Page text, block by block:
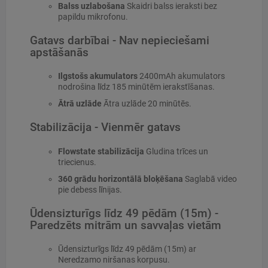
Balss uzlabošana Skaidri balss ieraksti bez
papildu mikrofonu.
Gatavs darbībai - Nav nepieciešami
apstāšanās
Ilgstošs akumulators2400mAh akumulators
nodrošina līdz 185 minūtēm ierakstīšanas.
Ātrā uzlāde Ātra uzlāde 20 minūtēs.
Stabilizācija - Vienmēr gatavs
Flowstate stabilizācija Gludina trīces un
triecienus.
360 grādu horizontālā bloķēšana Saglabā video
pie debess līnijas.
Ūdensizturīgs līdz 49 pēdām (15m) -
Paredzēts mitrām un savvaļas vietām
Ūdensizturīgs līdz 49 pēdām (15m) ar
Neredzamo niršanas korpusu.